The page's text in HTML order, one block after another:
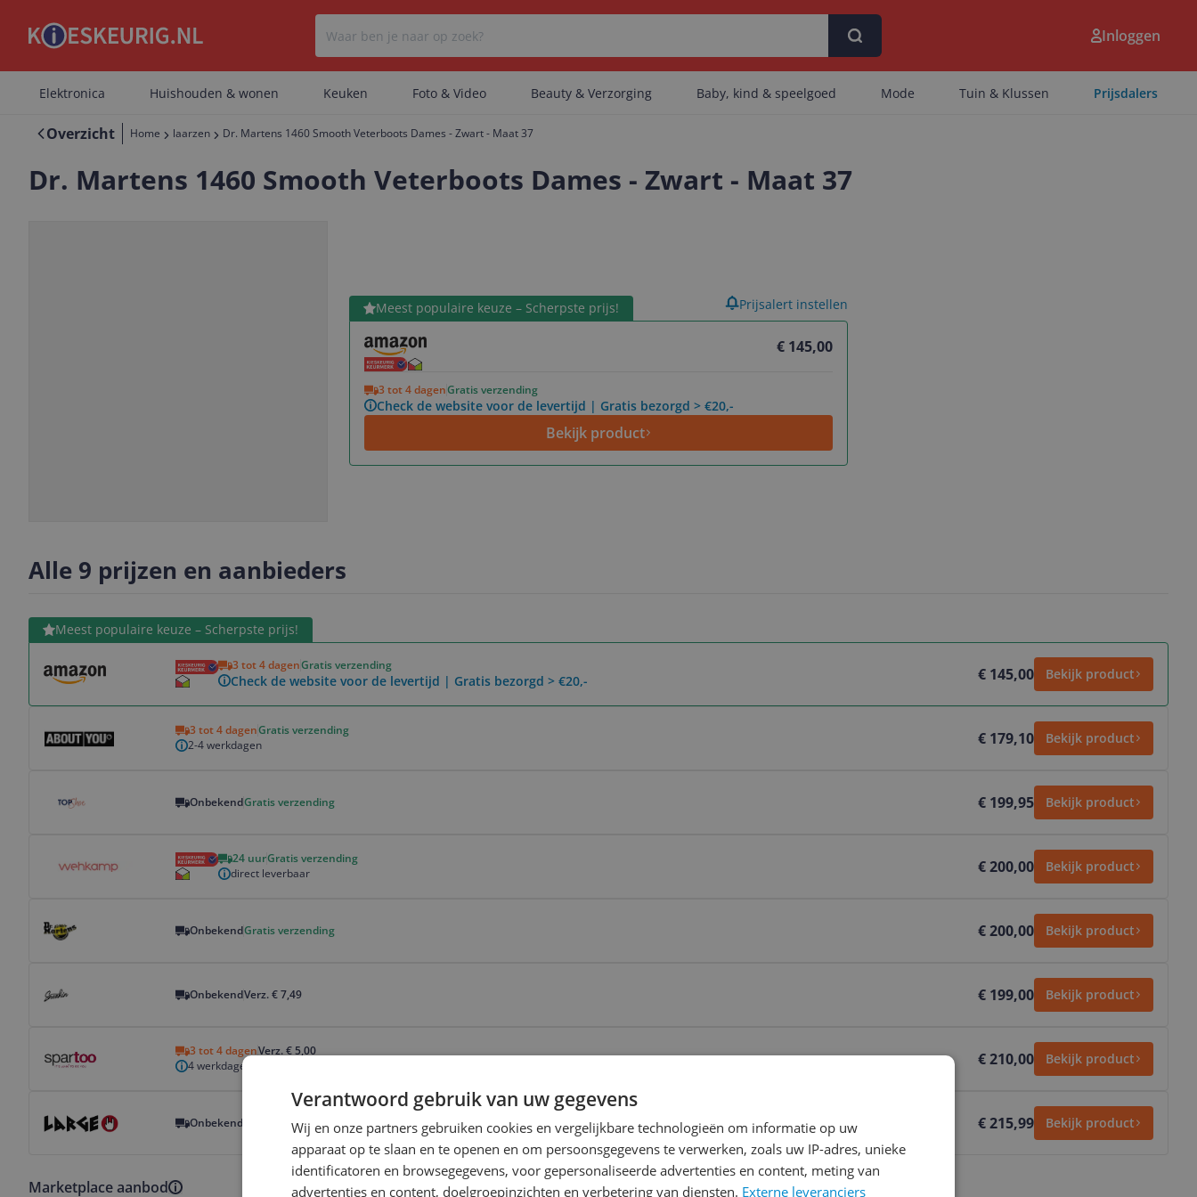
Er zijn geen artikelen gevonden.
Inloggen
Elektronica Huishouden & wonen Keuken Foto & Video Beauty & Verzorging Baby, kind & speelgoed Mode Tuin & Klussen Prijsdalers
Overzicht Home laarzen Dr. Martens 1460 Smooth Veterboots Dames - Zwart - Maat 37
Dr. Martens 1460 Smooth Veterboots Dames - Zwart - Maat 37
Meest populaire keuze – Scherpste prijs!
€ 145,00
3 tot 4 dagenGratis verzending
Check de website voor de levertijd | Gratis bezorgd > €20,-
Bekijk product
Bekijk product Prijsalert instellen
Alle 9 prijzen en aanbieders
Meest populaire keuze – Scherpste prijs!
3 tot 4 dagenGratis verzending
Check de website voor de levertijd | Gratis bezorgd > €20,- € 145,00 Bekijk product
Bekijk product
3 tot 4 dagenGratis verzending
2-4 werkdagen
€ 179,10 Bekijk product
OnbekendGratis verzending € 199,95 Bekijk product
24 uurGratis verzending
direct leverbaar
€ 200,00 Bekijk product
OnbekendGratis verzending € 200,00 Bekijk product
OnbekendVerz. € 7,49 € 199,00 Bekijk product
3 tot 4 dagenVerz. € 5,00
4 werkdagen
€ 210,00 Bekijk product
Onbekend Gratis verzending € 215,99 Bekijk product
Marketplace aanbod
Verantwoord gebruik van uw gegevens
Wij en onze partners gebruiken cookies en vergelijkbare technologieën om informatie op uw
apparaat op te slaan en te openen en om persoonsgegevens te verwerken, zoals uw IP-adres, unieke
identificatoren en browsegegevens, voor gepersonaliseerde advertenties en content, meting van
advertenties en content, doelgroepinzichten en verbetering van diensten. Externe leveranciers